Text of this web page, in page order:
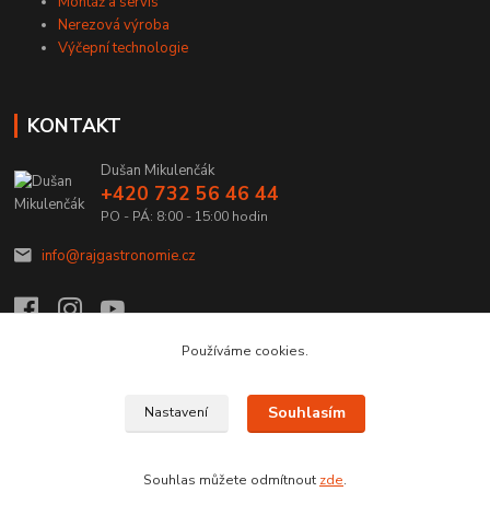
Nerezová výroba
Výčepní technologie
KONTAKT
Dušan Mikulenčák
+420 732 56 46 44
PO - PÁ: 8:00 - 15:00 hodin
info@rajgastronomie.cz
Upravit sběr cookies.
Copyright © 2026 Ráj Gastronomie.cz
Používáme cookies.
Nastavení Souhlasím
Souhlas můžete odmítnout zde.